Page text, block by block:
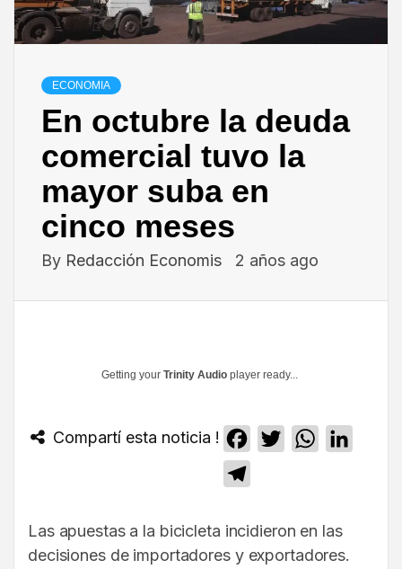
ECONOMIA
En octubre la deuda
comercial tuvo la
mayor suba en
cinco meses
By Redacción Economis 2 años ago
Getting your Trinity Audio player ready...
Compartí esta noticia ! Facebook
TwitterWhatsApp
Las apuestas a la bicicleta incidieron en las
decisiones de importadores y exportadores.